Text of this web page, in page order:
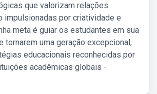
que valorizam relações
impulsionadas por criatividade e
meta é guiar os estudantes em sua
tornarem uma geração excepcional,
educacionais reconhecidas por
acadêmicas globais -